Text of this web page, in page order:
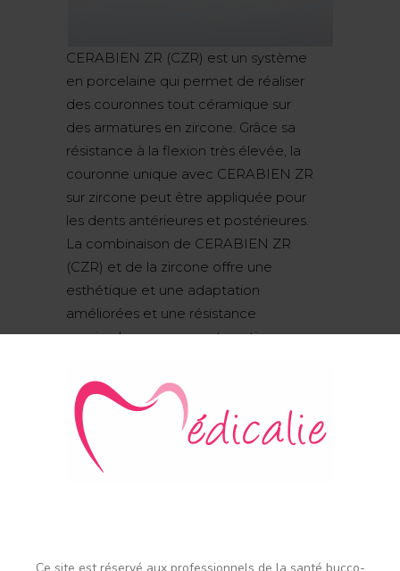
CERABIEN ZR (CZR) est un système
en porcelaine qui permet de réaliser
des couronnes tout céramique sur
des armatures en zircone. Grâce sa
résistance à la flexion très élevée, la
couronne unique avec CERABIEN ZR
sur zircone peut être appliquée pour
les dents antérieures et postérieures.
La combinaison de CERABIEN ZR
(CZR) et de la zircone offre une
esthétique et une adaptation
améliorées et une résistance
maximale pour une restauration
Marque :KURARAY-NORITAKE